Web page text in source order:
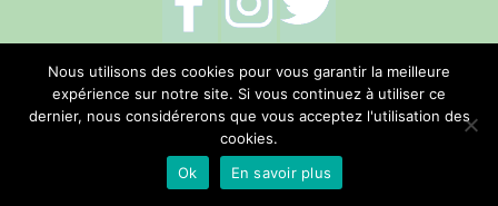
Mentions légales- Politique de cookies-
Me contacter
Réalisation Hano Communication
Nous utilisons des cookies pour vous garantir la meilleure
expérience sur notre site. Si vous continuez à utiliser ce
dernier, nous considérerons que vous acceptez l'utilisation des
cookies.
Ok
En savoir plus